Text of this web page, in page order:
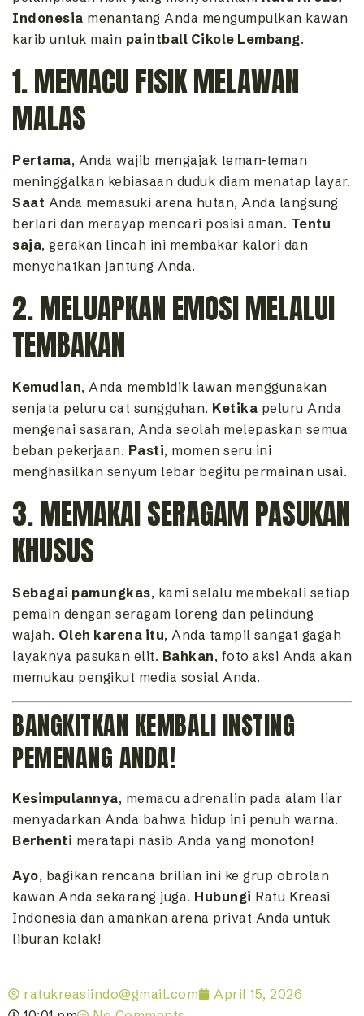
Indonesia menantang Anda mengumpulkan kawan
karib untuk main paintball Cikole Lembang.
1. MEMACU FISIK MELAWAN
MALAS
Pertama, Anda wajib mengajak teman-teman
meninggalkan kebiasaan duduk diam menatap layar.
Saat Anda memasuki arena hutan, Anda langsung
berlari dan merayap mencari posisi aman. Tentu
saja, gerakan lincah ini membakar kalori dan
menyehatkan jantung Anda.
2. MELUAPKAN EMOSI MELALUI
TEMBAKAN
Kemudian, Anda membidik lawan menggunakan
senjata peluru cat sungguhan. Ketika peluru Anda
mengenai sasaran, Anda seolah melepaskan semua
beban pekerjaan. Pasti, momen seru ini
menghasilkan senyum lebar begitu permainan usai.
3. MEMAKAI SERAGAM PASUKAN
KHUSUS
Sebagai pamungkas, kami selalu membekali setiap
pemain dengan seragam loreng dan pelindung
wajah. Oleh karena itu, Anda tampil sangat gagah
layaknya pasukan elit. Bahkan, foto aksi Anda akan
memukau pengikut media sosial Anda.
BANGKITKAN KEMBALI INSTING
PEMENANG ANDA!
Kesimpulannya, memacu adrenalin pada alam liar
menyadarkan Anda bahwa hidup ini penuh warna.
Berhenti meratapi nasib Anda yang monoton!
Ayo, bagikan rencana brilian ini ke grup obrolan
kawan Anda sekarang juga. Hubungi Ratu Kreasi
Indonesia dan amankan arena privat Anda untuk
liburan kelak!
ratukreasiindo@gmail.com
April 15, 2026